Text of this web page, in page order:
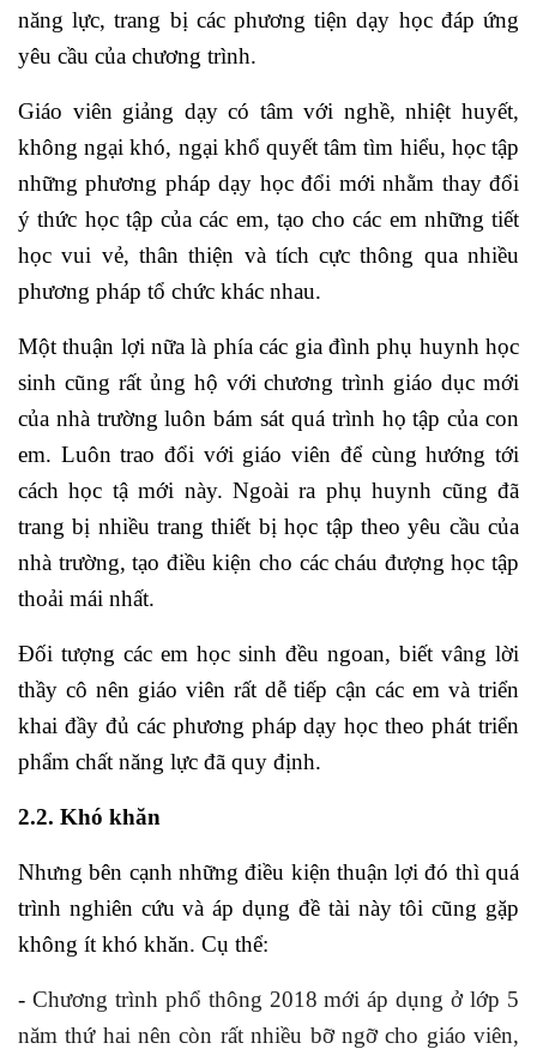
năng lực, trang bị các phương tiện dạy học đáp ứng
yêu cầu của chương trình.
Giáo viên giảng dạy có tâm với nghề, nhiệt huyết,
không ngại khó, ngại khổ quyết tâm tìm hiểu, học tập
những phương pháp dạy học đổi mới nhằm thay đổi
ý thức học tập của các em, tạo cho các em những tiết
học vui vẻ, thân thiện và tích cực thông qua nhiều
phương pháp tổ chức khác nhau.
Một thuận lợi nữa là phía các gia đình phụ huynh học
sinh cũng rất ủng hộ với chương trình giáo dục mới
của nhà trường luôn bám sát quá trình họ tập của con
em. Luôn trao đổi với giáo viên để cùng hướng tới
cách học tậ mới này. Ngoài ra phụ huynh cũng đã
trang bị nhiều trang thiết bị học tập theo yêu cầu của
nhà trường, tạo điều kiện cho các cháu đượng học tập
thoải mái nhất.
Đối tượng các em học sinh đều ngoan, biết vâng lời
thầy cô nên giáo viên rất dễ tiếp cận các em và triển
khai đầy đủ các phương pháp dạy học theo phát triển
phẩm chất năng lực đã quy định.
2.2. Khó khăn
Nhưng bên cạnh những điều kiện thuận lợi đó thì quá
trình nghiên cứu và áp dụng đề tài này tôi cũng gặp
không ít khó khăn. Cụ thể:
- Chương trình phổ thông 2018 mới áp dụng ở lớp 5
năm thứ hai nên còn rất nhiều bỡ ngỡ cho giáo viên,